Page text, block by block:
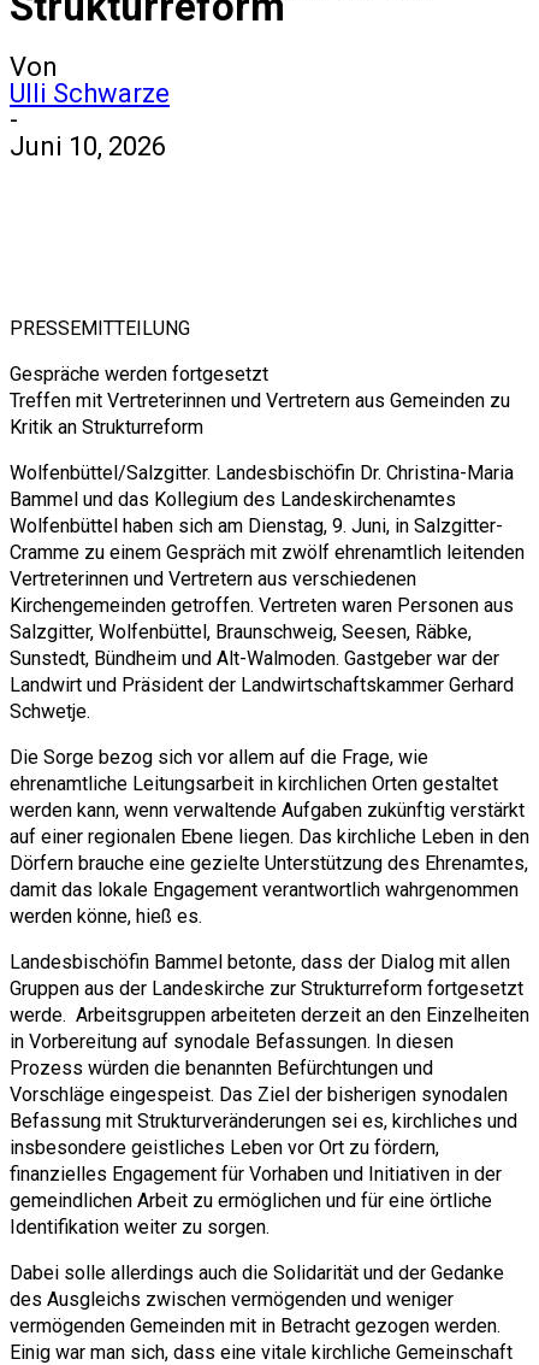
Von
Ulli Schwarze
-
Juni 10, 2026
PRESSEMITTEILUNG
Gespräche werden fortgesetzt
Treffen mit Vertreterinnen und Vertretern aus Gemeinden zu
Kritik an Strukturreform
Wolfenbüttel/Salzgitter. Landesbischöfin Dr. Christina-Maria
Bammel und das Kollegium des Landeskirchenamtes
Wolfenbüttel haben sich am Dienstag, 9. Juni, in Salzgitter-
Cramme zu einem Gespräch mit zwölf ehrenamtlich leitenden
Vertreterinnen und Vertretern aus verschiedenen
Kirchengemeinden getroffen. Vertreten waren Personen aus
Salzgitter, Wolfenbüttel, Braunschweig, Seesen, Räbke,
Sunstedt, Bündheim und Alt-Walmoden. Gastgeber war der
Landwirt und Präsident der Landwirtschaftskammer Gerhard
Schwetje.
Die Sorge bezog sich vor allem auf die Frage, wie
ehrenamtliche Leitungsarbeit in kirchlichen Orten gestaltet
werden kann, wenn verwaltende Aufgaben zukünftig verstärkt
auf einer regionalen Ebene liegen. Das kirchliche Leben in den
Dörfern brauche eine gezielte Unterstützung des Ehrenamtes,
damit das lokale Engagement verantwortlich wahrgenommen
werden könne, hieß es.
Landesbischöfin Bammel betonte, dass der Dialog mit allen
Gruppen aus der Landeskirche zur Strukturreform fortgesetzt
werde. Arbeitsgruppen arbeiteten derzeit an den Einzelheiten
in Vorbereitung auf synodale Befassungen. In diesen
Prozess würden die benannten Befürchtungen und
Vorschläge eingespeist. Das Ziel der bisherigen synodalen
Befassung mit Strukturveränderungen sei es, kirchliches und
insbesondere geistliches Leben vor Ort zu fördern,
finanzielles Engagement für Vorhaben und Initiativen in der
gemeindlichen Arbeit zu ermöglichen und für eine örtliche
Identifikation weiter zu sorgen.
Dabei solle allerdings auch die Solidarität und der Gedanke
des Ausgleichs zwischen vermögenden und weniger
vermögenden Gemeinden mit in Betracht gezogen werden.
Einig war man sich, dass eine vitale kirchliche Gemeinschaft